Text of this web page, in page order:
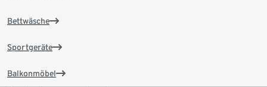
Bettwäsche
Sportgeräte
Balkonmöbel